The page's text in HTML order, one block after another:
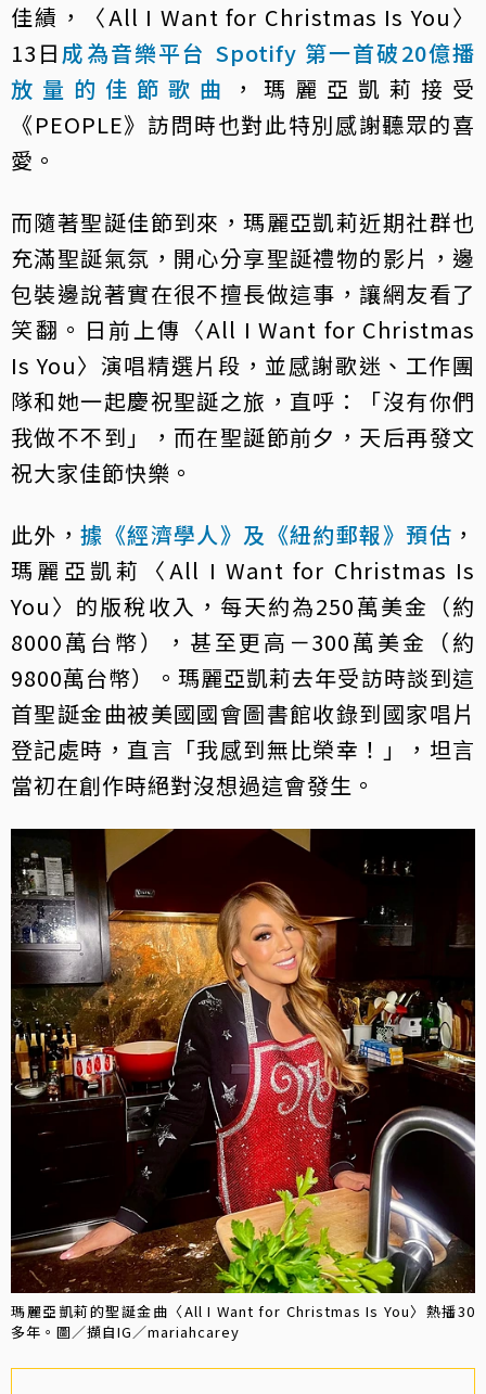
佳績，〈All I Want for Christmas Is You〉
13日 成為音樂平台 Spotify 第一首破20億播
放量的佳節歌曲
，瑪麗亞凱莉接受
《PEOPLE》訪問時也對此特別感謝聽眾的喜
愛。
而隨著聖誕佳節到來，瑪麗亞凱莉近期社群也
充滿聖誕氣氛，開心分享聖誕禮物的影片，邊
包裝邊說著實在很不擅長做這事，讓網友看了
笑翻。日前上傳〈All I Want for Christmas
Is You〉演唱精選片段，並感謝歌迷、工作團
隊和她一起慶祝聖誕之旅，直呼：「沒有你們
我做不不到」，而在聖誕節前夕，天后再發文
祝大家佳節快樂。
此外，據《經濟學人》及《紐約郵報》預估 ，
瑪麗亞凱莉〈All I Want for Christmas Is
You〉的版稅收入，每天約為250萬美金（約
8000萬台幣），甚至更高－300萬美金（約
9800萬台幣）。瑪麗亞凱莉去年受訪時談到這
首聖誕金曲被美國國會圖書館收錄到國家唱片
登記處時，直言「我感到無比榮幸！」，坦言
當初在創作時絕對沒想過這會發生。
瑪麗亞凱莉的聖誕金曲〈All I Want for Christmas Is You〉熱播30
多年。圖／擷自IG／mariahcarey